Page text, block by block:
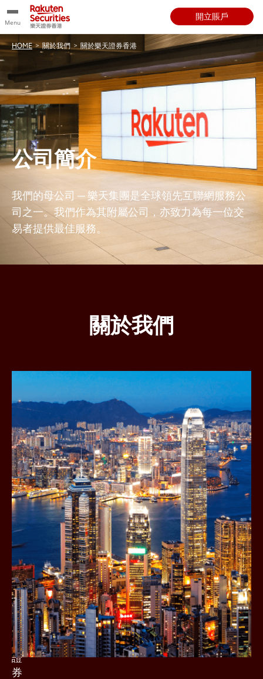
Menu
開立賬戶
HOME > 關於我們 > 關於樂天證券香港
公司簡介
我們的母公司 ─ 樂天集團是全球領先互聯網服務公
司之一。我們作為其附屬公司，亦致力為每一位交
易者提供最佳服務。
關於我們
證
香
港
有
限
公
司
(樂
天
券
香
港)
是
樂
天
證
券